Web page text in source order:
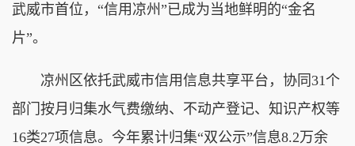
武威市首位，“信用凉州”已成为当地鲜明的“金名
片”。
凉州区依托武威市信用信息共享平台，协同31个
部门按月归集水气费缴纳、不动产登记、知识产权等
16类27项信息。今年累计归集“双公示”信息8.2万余